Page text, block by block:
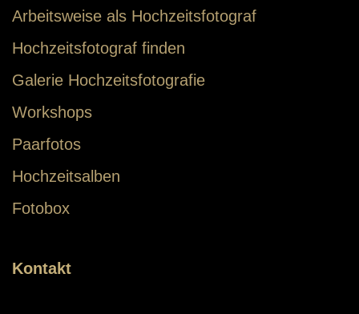
Arbeitsweise als Hochzeitsfotograf
Hochzeitsfotograf finden
Galerie Hochzeitsfotografie
Workshops
Paarfotos
Hochzeitsalben
Fotobox
Kontakt